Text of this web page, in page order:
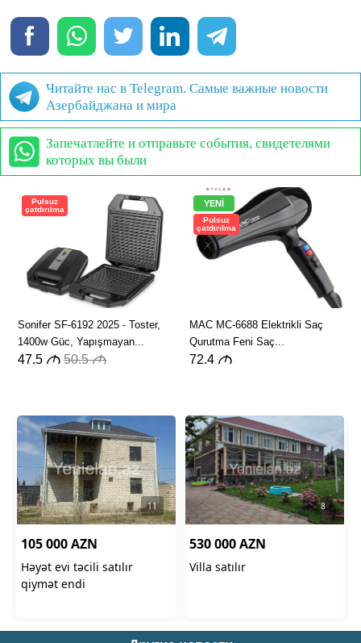
Читайте нас в Telegram. Самые важные новости
Азербайджана и мира
Запечатлейте и отправьте события, свидетелями
которых вы были